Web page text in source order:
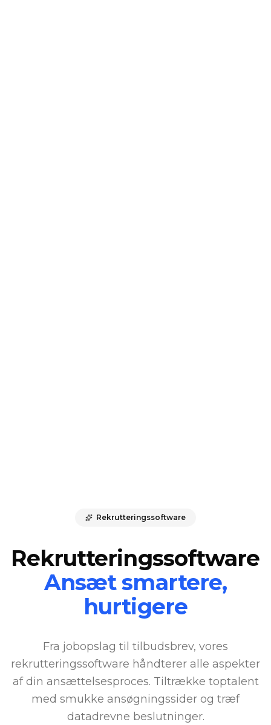
Rekrutteringssoftware
Rekrutteringssoftware
Ansæt smartere,
hurtigere
Fra jobopslag til tilbudsbrev, vores
rekrutteringssoftware håndterer alle aspekter
af din ansættelsesproces. Tiltrække toptalent
med smukke ansøgningssider og træf
datadrevne beslutninger.